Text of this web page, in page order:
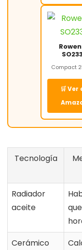
Compact
🛒 Ver
Tecnología
Radiador
aceite
Cerámico